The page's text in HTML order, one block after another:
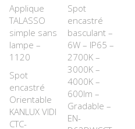
Applique
TALASSO
simple sans
lampe –
1120
Spot
encastré
Orientable
KANLUX VIDI
CTC-
Spot
encastré
basculant –
6W – IP65 –
2700K –
3000K –
4000K –
600lm –
Gradable –
EN-